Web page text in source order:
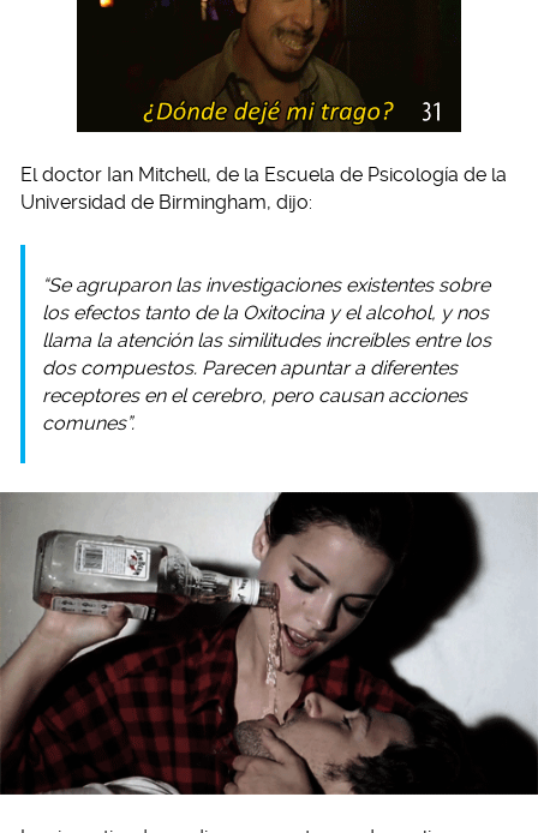
El doctor Ian Mitchell, de la Escuela de Psicología de la
Universidad de Birmingham, dijo:
“Se agruparon las investigaciones existentes sobre
los efectos tanto de la Oxitocina y el alcohol, y nos
llama la atención las similitudes increíbles entre los
dos compuestos. Parecen apuntar a diferentes
receptores en el cerebro, pero causan acciones
comunes”.